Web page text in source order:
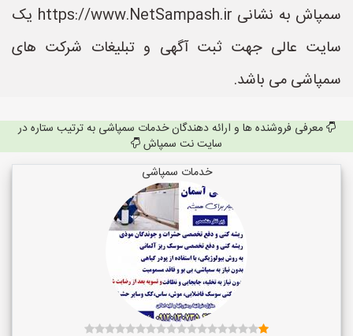
سمپاش به نشانی https://www.NetSampash.ir یک
سایت عالی جهت ثبت آگهی و تبلیغات شرکت های
سمپاشی می باشد.
معرفی فروشنده ها و ارائه دهندگان خدمات سمپاشی به ترتیب ستاره در
سایت نت سمپاش
خدمات سمپاشی